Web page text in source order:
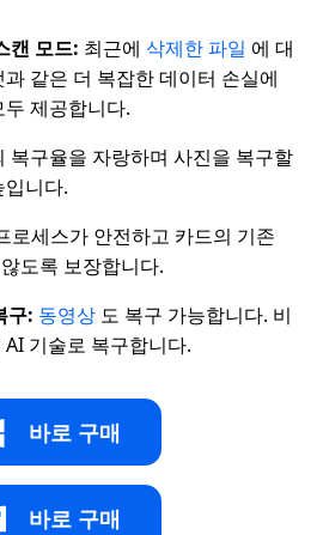
캔 모드: 최근에 삭제한 파일 에 대
같은 더 복잡한 데이터 손실에
제공합니다.
복구율을 자랑하며 사진을 복구할
니다.
로세스가 안전하고 카드의 기존
도록 보장합니다.
구: 동영상 도 복구 가능합니다. 비
기술로 복구합니다.
바로 구매
바로 구매